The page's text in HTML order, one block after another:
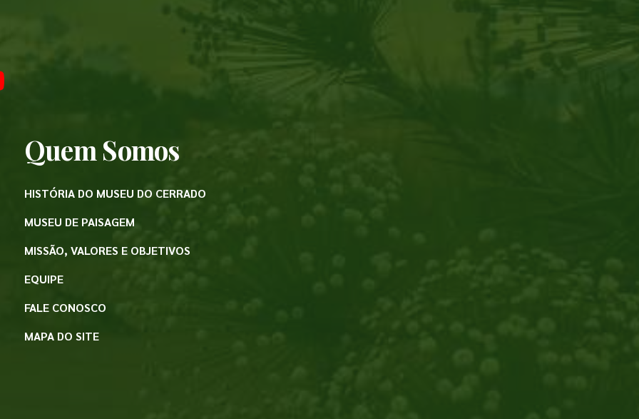
Becc.
Quem Somos
HISTÓRIA DO MUSEU DO CERRADO
MUSEU DE PAISAGEM
MISSÃO, VALORES E OBJETIVOS
EQUIPE
FALE CONOSCO
MAPA DO SITE